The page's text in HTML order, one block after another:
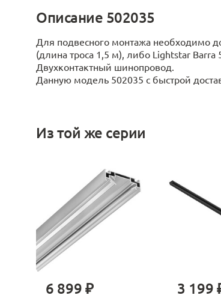
Описание 502035
Для подвесного монтажа необходимо
(длина троса 1,5 м), либо Lightstar
Двухконтактный шинопровод.
Данную модель 502035 с быстрой
Из той же серии
6 899 ₽ 3 199